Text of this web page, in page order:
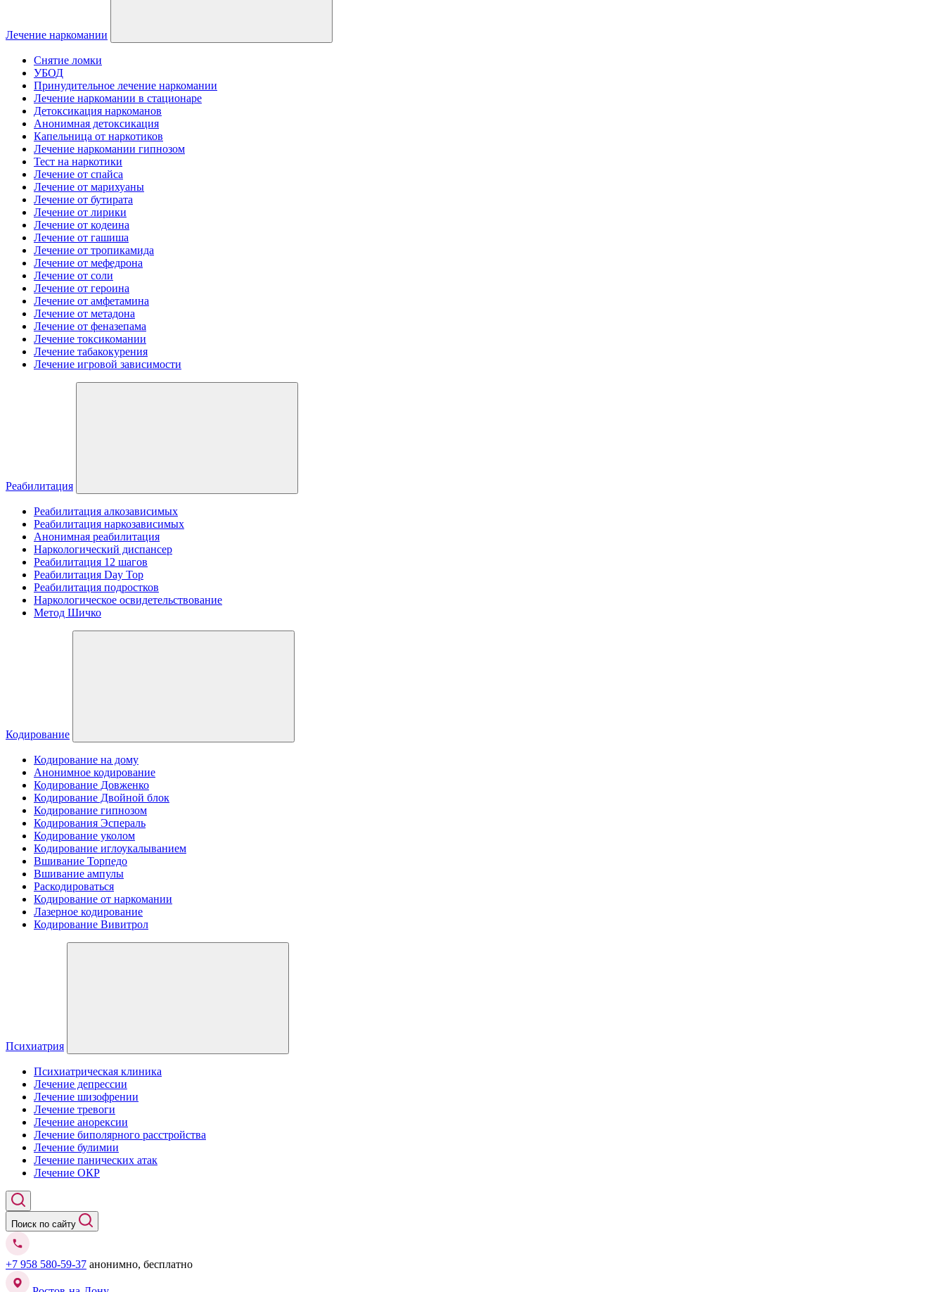
Лечение наркомании
Снятие ломки
УБОД
Принудительное лечение наркомании
Лечение наркомании в стационаре
Детоксикация наркоманов
Анонимная детоксикация
Капельница от наркотиков
Лечение наркомании гипнозом
Тест на наркотики
Лечение от спайса
Лечение от марихуаны
Лечение от бутирата
Лечение от лирики
Лечение от кодеина
Лечение от гашиша
Лечение от тропикамида
Лечение от мефедрона
Лечение от соли
Лечение от героина
Лечение от амфетамина
Лечение от метадона
Лечение от феназепама
Лечение токсикомании
Лечение табакокурения
Лечение игровой зависимости
Реабилитация
Реабилитация алкозависимых
Реабилитация наркозависимых
Анонимная реабилитация
Наркологический диспансер
Реабилитация 12 шагов
Реабилитация Day Top
Реабилитация подростков
Наркологическое освидетельствование
Метод Шичко
Кодирование
Кодирование на дому
Анонимное кодирование
Кодирование Довженко
Кодирование Двойной блок
Кодирование гипнозом
Кодирования Эспераль
Кодирование уколом
Кодирование иглоукалыванием
Вшивание Торпедо
Вшивание ампулы
Раскодироваться
Кодирование от наркомании
Лазерное кодирование
Кодирование Вивитрол
Психиатрия
Психиатрическая клиника
Лечение депрессии
Лечение шизофрении
Лечение тревоги
Лечение анорексии
Лечение биполярного расстройства
Лечение булимии
Лечение панических атак
Лечение ОКР
Поиск по сайту
+7 958 580-59-37 анонимно, бесплатно